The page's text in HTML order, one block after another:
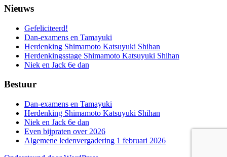
Nieuws
Gefeliciteerd!
Dan-examens en Tamayuki
Herdenking Shimamoto Katsuyuki Shihan
Herdenkingsstage Shimamoto Katsuyuki Shihan
Niek en Jack 6e dan
Bestuur
Dan-examens en Tamayuki
Herdenking Shimamoto Katsuyuki Shihan
Niek en Jack 6e dan
Even bijpraten over 2026
Algemene ledenvergadering 1 februari 2026